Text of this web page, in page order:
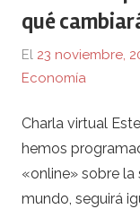
qué
El 23 noviembre,
Economía
Charla virtual
hemos
«online» sobre la
mundo, seguirá